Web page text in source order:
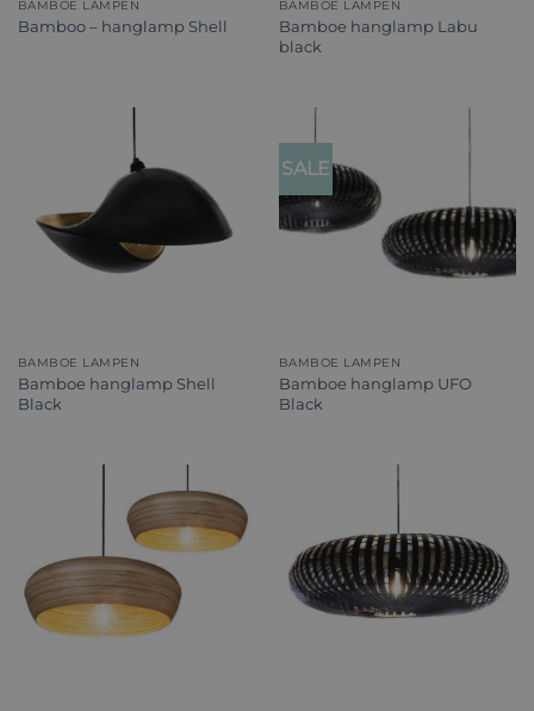
BAMBOE LAMPEN
Bamboo – hanglamp Shell
BAMBOE LAMPEN
Bamboe hanglamp Labu
black
BAMBOE LAMPEN
Bamboe hanglamp Shell
Black
SALE
BAMBOE LAMPEN
Bamboe hanglamp UFO
Black